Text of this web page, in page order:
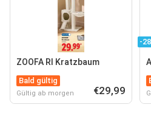
ZOOFA RI Kratzbaum
Bald gültig
Gültig ab morgen €29,99
-